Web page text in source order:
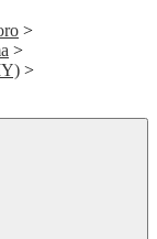
>
>
>